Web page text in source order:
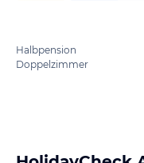
Halbpension
Doppelzimmer